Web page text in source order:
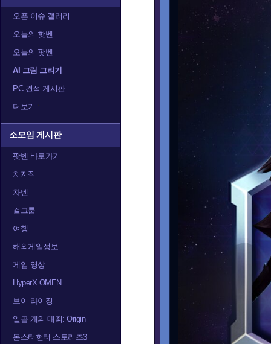
오픈 이슈 갤러리
오늘의 핫벤
오늘의 팟벤
AI 그림 그리기
PC 견적 게시판
더보기
소모임 게시판
팟벤 바로가기
치지직
차벤
걸그룹
여행
해외게임정보
게임 영상
HyperX OMEN
브이 라이징
일곱 개의 대죄: Origin
몬스터헌터 스토리즈3